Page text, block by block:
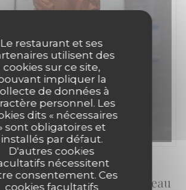
Le restaurant et ses
utilisent des
cookies sur ce site,
impliquer la
de données à
personnel. Les
dits « nécessaires
sont obligatoires et
installés par défaut.
D'autres cookies
nécessitent
consentement. Ces
cookies facultatifs
Le Touquet. Ce nouveau